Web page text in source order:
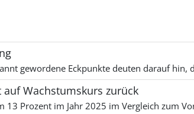
gewordene Eckpunkte deuten darauf hin,
Wachstumskurs zurück
13 Prozent im Jahr 2025 im Vergleich zum